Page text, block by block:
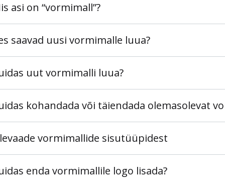
asi on “vormimall”?
saavad uusi vormimalle luua?
uut vormimalli luua?
kohandada või täiendada olemasolevat
vormimallide sisutüüpidest
enda vormimallile logo lisada?